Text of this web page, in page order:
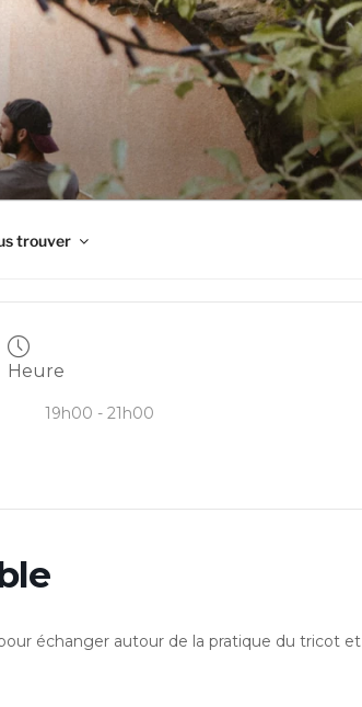
trouver
Heure
19h00 - 21h00
échanger autour de la pratique du tricot et